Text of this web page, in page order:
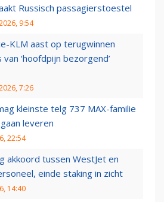
Russisch passagierstoestel
9:54
KLM aast op terugwinnen
‘hoofdpijn bezorgend’
7:26
kleinste telg 737 MAX-familie
leveren
22:54
akkoord tussen WestJet en
einde staking in zicht
14:40